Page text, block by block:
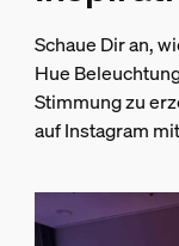
Sonstiges
Speziell
Wohnzimmer,
Stehlampe
Schaue Dir an,
Hue
Stimmung zu
auf Instagram